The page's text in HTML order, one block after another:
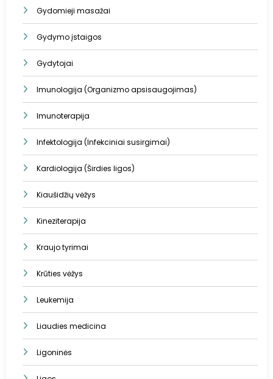
Gydomieji masažai
Gydymo įstaigos
Gydytojai
Imunologija (Organizmo apsisaugojimas)
Imunoterapija
Infektologija (Infekciniai susirgimai)
Kardiologija (Širdies ligos)
Kiaušidžių vėžys
Kineziterapija
Kraujo tyrimai
Krūties vėžys
Leukemija
Liaudies medicina
Ligoninės